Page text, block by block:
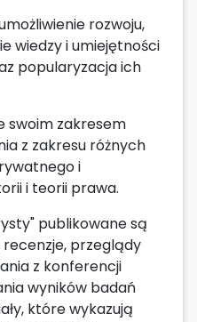
rozwoju,
wiedzy i umiejętności
popularyzacja ich
swoim zakresem
z zakresu różnych
i
i teorii prawa.
publikowane są
recenzje, przeglądy
z konferencji
wyników badań
które wykazują